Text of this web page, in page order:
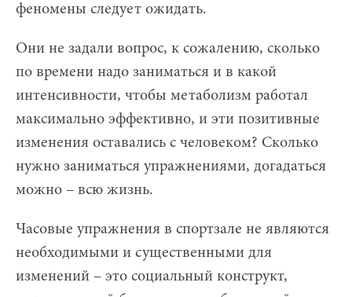
феномены следует ожидать.
Они не задали вопрос, к сожалению, сколько
по времени надо заниматься и в какой
интенсивности, чтобы метаболизм работал
максимально эффективно, и эти позитивные
изменения оставались с человеком? Сколько
нужно заниматься упражнениями, догадаться
можно – всю жизнь.
Часовые упражнения в спортзале не являются
необходимыми и существенными для
изменений – это социальный конструкт,